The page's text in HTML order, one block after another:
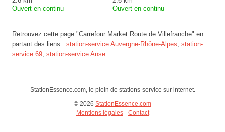
Ouvert en continu
Ouvert en continu
Retrouvez cette page "Carrefour Market Route de Villefranche" en
partant des liens : station-service Auvergne-Rhône-Alpes station-
service 69 station-service Anse
StationEssence.com, le plein de stations-service sur internet.
© 2026 StationEssence.com
Mentions légales- Contact